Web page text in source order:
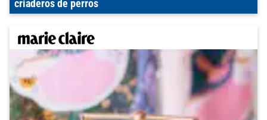
criaderos de perros